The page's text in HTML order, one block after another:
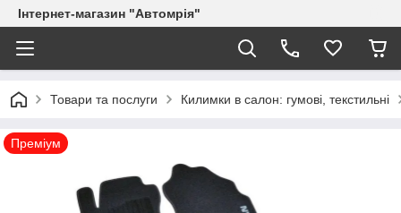
Інтернет-магазин "Автомрія"
Товари та послуги Килимки в салон: гумові, текстильні
Преміум